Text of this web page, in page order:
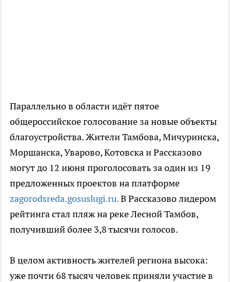
Параллельно в области идёт пятое
общероссийское голосование за новые объекты
благоустройства. Жители Тамбова, Мичуринска,
Моршанска, Уварово, Котовска и Рассказово
могут до 12 июня проголосовать за один из 19
предложенных проектов на платформе
zagorodsreda.gosuslugi.ru.В Рассказово лидером
рейтинга стал пляж на реке Лесной Тамбов,
получивший более 3,8 тысячи голосов.
В целом активность жителей региона высока:
уже почти 68 тысяч человек приняли участие в